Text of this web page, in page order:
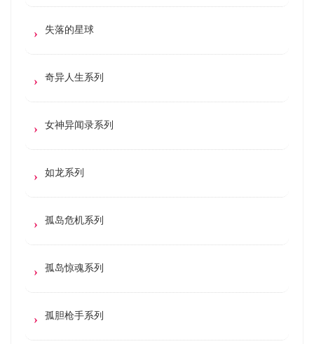
失落的星球
奇异人生系列
女神异闻录系列
如龙系列
孤岛危机系列
孤岛惊魂系列
孤胆枪手系列